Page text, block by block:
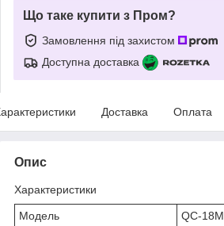
Що таке купити з Пром?
Замовлення під захистом
Доступна доставка
Доставка Оплата
Опис
Характеристики
Модель
QC-18M